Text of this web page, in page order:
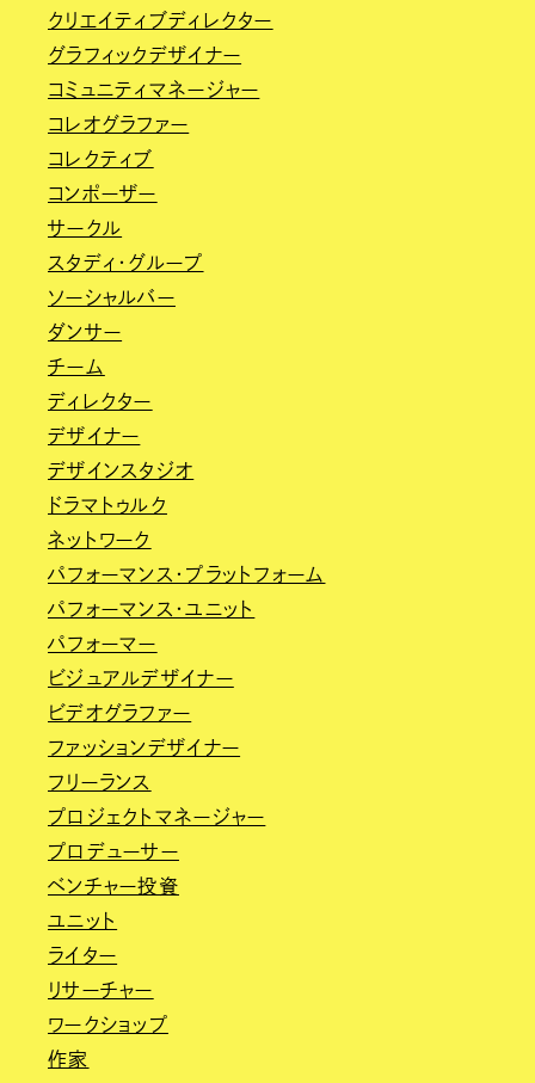
クリエイティブディレクター
グラフィックデザイナー
コミュニティマネージャー
コレオグラファー
コレクティブ
コンポーザー
サークル
スタディ・グループ
ソーシャルバー
ダンサー
チーム
ディレクター
デザイナー
デザインスタジオ
ドラマトゥルク
ネットワーク
パフォーマンス・プラットフォーム
パフォーマンス・ユニット
パフォーマー
ビジュアルデザイナー
ビデオグラファー
ファッションデザイナー
フリーランス
プロジェクトマネージャー
プロデューサー
ベンチャー投資
ユニット
ライター
リサーチャー
ワークショップ
作家